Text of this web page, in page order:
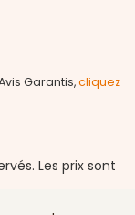
Garantis,cliquez
Les prix sont